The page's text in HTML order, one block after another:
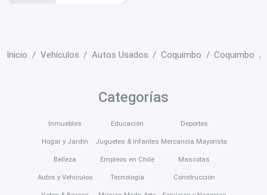
Inicio Vehículos Autos Usados Coquimbo Coquimbo
Categorías
Inmuebles
Hogar y Jardín
Belleza
Autos y Vehículos
Educación
Juguetes & Infantes
Empleos en Chile
Tecnología
Deportes
Mercancía Mayorista
Mascotas
Construcción